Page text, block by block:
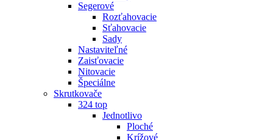
Segerové
Rozťahovacie
Sťahovacie
Sady
Nastaviteľné
Zaisťovacie
Nitovacie
Špeciálne
Skrutkovače
324 top
Jednotlivo
Ploché
Krížové